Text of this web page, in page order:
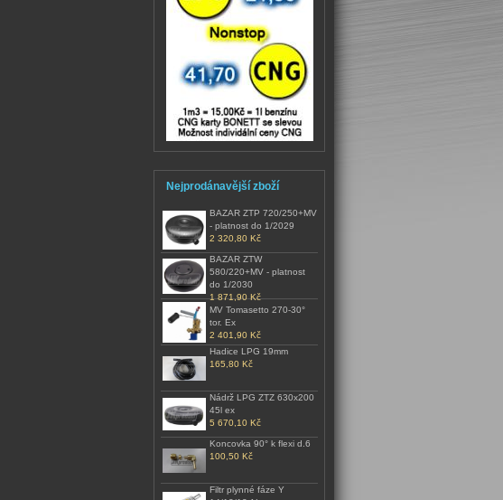
Nejprodánavější zboží
BAZAR ZTP 720/250+MV
- platnost do 1/2029
2 320,80 Kč
BAZAR ZTW
580/220+MV - platnost
do 1/2030
1 871,90 Kč
MV Tomasetto 270-30°
tor. Ex
2 401,90 Kč
Hadice LPG 19mm
165,80 Kč
Nádrž LPG ZTZ 630x200
45l ex
5 670,10 Kč
Koncovka 90° k flexi d.6
100,50 Kč
Filtr plynné fáze Y